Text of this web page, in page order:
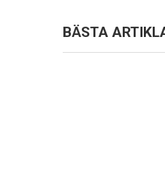
BÄSTA